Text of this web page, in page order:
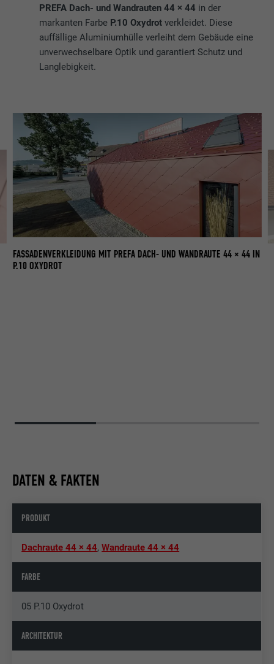
PREFA Dach- und Wandrauten 44 × 44 in der
markanten Farbe P.10 Oxydrot verkleidet. Diese
auffällige Aluminiumhülle verleiht dem Gebäude eine
unverwechselbare Optik und garantiert Schutz und
Langlebigkeit.
FASSADENVERKLEIDUNG MIT PREFA DACH- UND WANDRAUTE 44 × 44 IN
P.10 OXYDROT
DATEN & FAKTEN
PRODUKT
Dachraute 44 × 44,Wandraute 44 × 44
FARBE
05 P.10 Oxydrot
ARCHITEKTUR